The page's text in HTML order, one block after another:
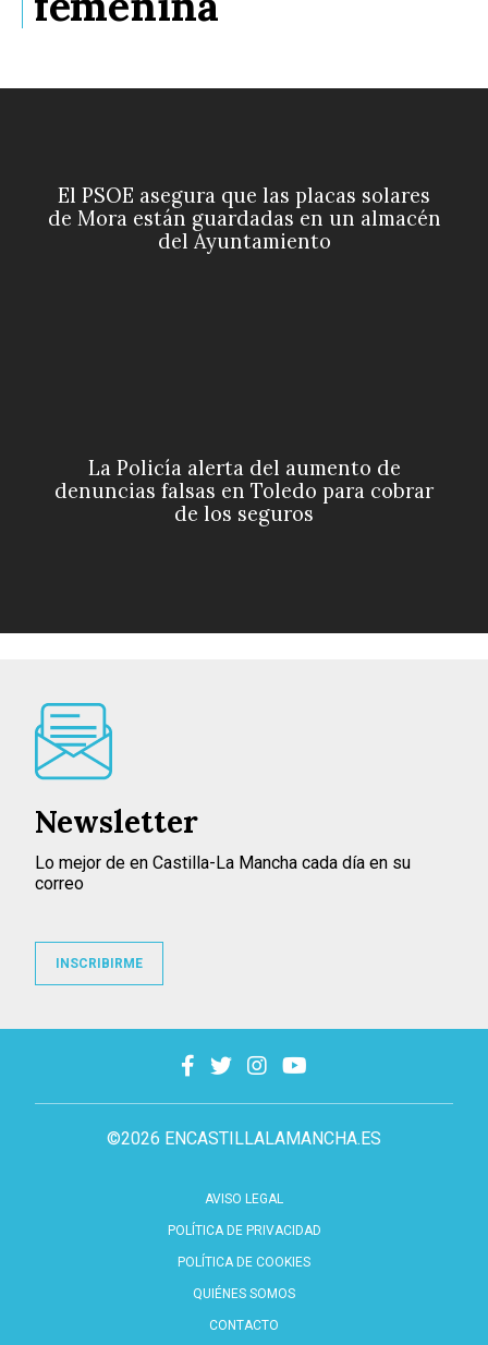
El PSOE asegura que las placas solares
de Mora están guardadas en un almacén
del Ayuntamiento
La Policía alerta del aumento de
denuncias falsas en Toledo para cobrar
de los seguros
©2026 ENCASTILLALAMANCHA.ES
AVISO LEGAL
POLÍTICA DE PRIVACIDAD
POLÍTICA DE COOKIES
QUIÉNES SOMOS
CONTACTO
Newsletter
Lo mejor de en Castilla-La Mancha cada día en su
correo
INSCRIBIRME